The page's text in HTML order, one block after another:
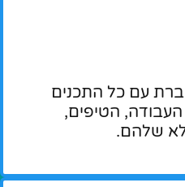
עם כל התכנים
הטיפים,
שלהם.